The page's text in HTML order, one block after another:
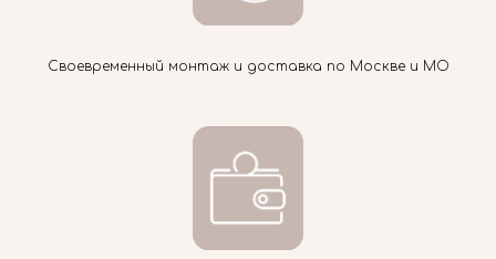
Своевременный монтаж и доставка по Москве и МО